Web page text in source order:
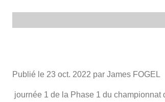
Publié le 23 oct. 2022 par James FOGEL
journée 1 de la Phase 1 du championnat